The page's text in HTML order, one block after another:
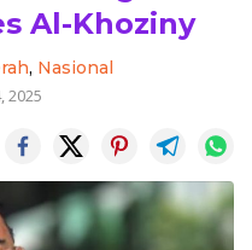
Al-Khoziny
, Nasional
2025